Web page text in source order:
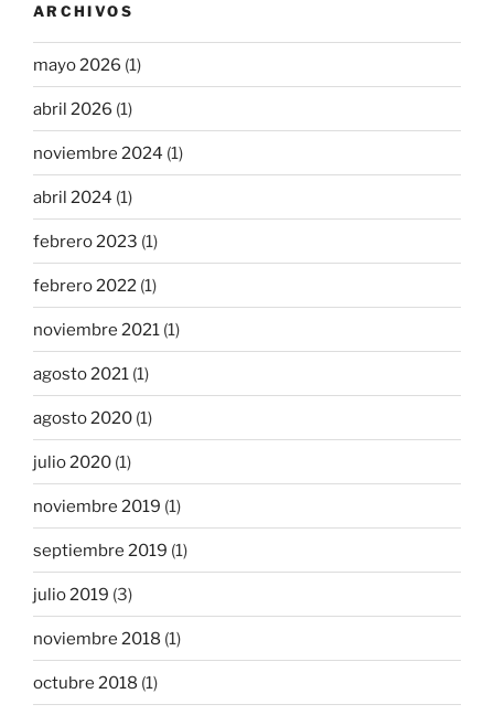
ARCHIVOS
mayo 2026 (1)
abril 2026 (1)
noviembre 2024 (1)
abril 2024 (1)
febrero 2023 (1)
febrero 2022 (1)
noviembre 2021 (1)
agosto 2021 (1)
agosto 2020 (1)
julio 2020 (1)
noviembre 2019 (1)
septiembre 2019 (1)
julio 2019 (3)
noviembre 2018 (1)
octubre 2018 (1)